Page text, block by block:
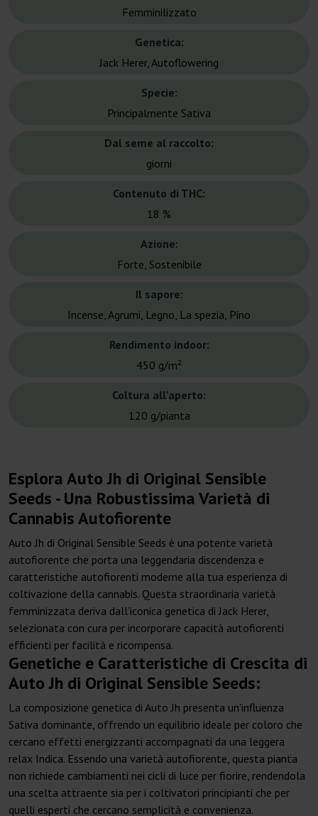
Femminilizzato
Genetica:
Jack Herer, Autoflowering
Specie:
Principalmente Sativa
Dal seme al raccolto:
giorni
Contenuto di THC:
18 %
Azione:
Forte, Sostenibile
Il sapore:
Incense, Agrumi, Legno, La spezia, Pino
Rendimento indoor:
450 g/m²
Coltura all'aperto:
120 g/pianta
Esplora Auto Jh di Original Sensible
Seeds - Una Robustissima Varietà di
Cannabis Autofiorente
Auto Jh di Original Sensible Seeds è una potente varietà
autofiorente che porta una leggendaria discendenza e
caratteristiche autofiorenti moderne alla tua esperienza di
coltivazione della cannabis. Questa straordinaria varietà
femminizzata deriva dall’iconica genetica di Jack Herer,
selezionata con cura per incorporare capacità autofiorenti
efficienti per facilità e ricompensa.
Genetiche e Caratteristiche di Crescita di
Auto Jh di Original Sensible Seeds:
La composizione genetica di Auto Jh presenta un'influenza
Sativa dominante, offrendo un equilibrio ideale per coloro che
cercano effetti energizzanti accompagnati da una leggera
relax Indica. Essendo una varietà autofiorente, questa pianta
non richiede cambiamenti nei cicli di luce per fiorire, rendendola
una scelta attraente sia per i coltivatori principianti che per
quelli esperti che cercano semplicità e convenienza.